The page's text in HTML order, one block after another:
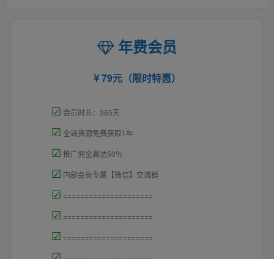
年费会员
79元（限时特惠）
☑ 会员时长：365天
☑ 全站资源免费获取1年
☑ 推广佣金高达50％
☑ 内部会员专属【微信】交流群
☑ =====================
☑ =====================
☑ =====================